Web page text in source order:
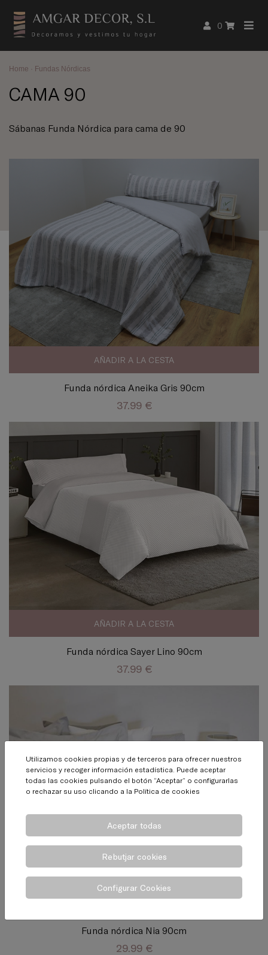
0
Home Fundas Nórdicas
CAMA 90
Sábanas Funda Nórdica para cama de 90
AÑADIR A LA CESTA
Funda nórdica Aneika Gris 90cm
37.99 €
AÑADIR A LA CESTA
Funda nórdica Sayer Lino 90cm
37.99 €
Funda nórdica Nia 90cm
29.99 €
Utilizamos cookies propias y de terceros para ofrecer nuestros
servicios y recoger información estadística. Puede aceptar
todas las cookies pulsando el botón “Aceptar” o configurarlas
o rechazar su uso clicando a la Política de cookies
Aceptar todas
Rebutjar cookies
Configurar Cookies